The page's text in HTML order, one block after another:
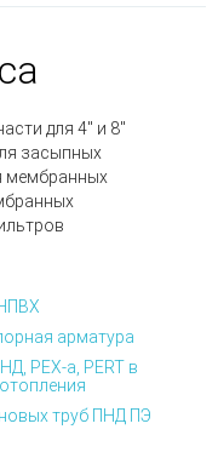
для 4″ и 8″
засыпных
мембранных
арматура
PEX-а, PERT в
труб ПНД ПЭ